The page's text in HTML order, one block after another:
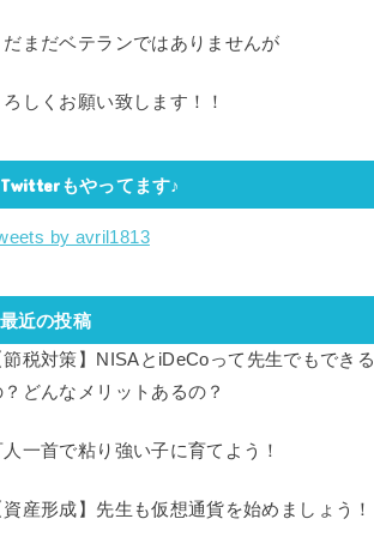
だまだベテランではありませんが
ろしくお願い致します！！
Twitterもやってます♪
by avril1813
最近の投稿
節税対策】NISAとiDeCoって先生でもできる
？どんなメリットあるの？
人一首で粘り強い子に育てよう！
資産形成】先生も仮想通貨を始めましょう！